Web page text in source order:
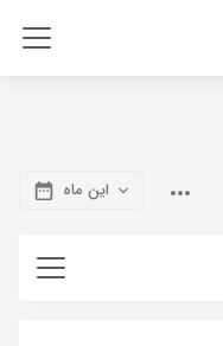
این ماه